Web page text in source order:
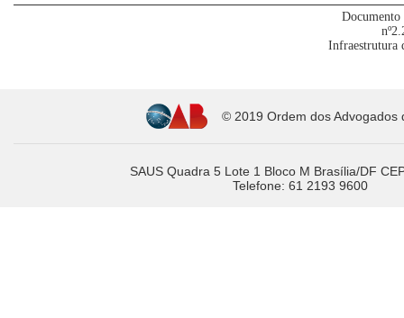
Documento
Infraestrutura
© 2019 Ordem dos Advogados
SAUS Quadra 5 Lote 1 Bloco M Brasília/DF
Telefone: 61 2193 9600